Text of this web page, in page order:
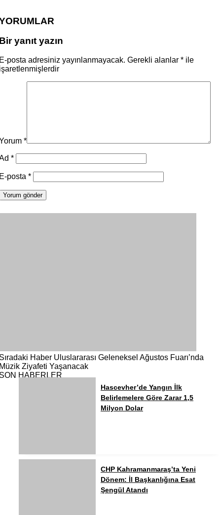
yanıt yazın
posta adresiniz yayınlanmayacak. Gerekli alanlar * ile
*
*
posta *
Haber Uluslararası Geleneksel Ağustos Fuarı’nda
Ziyafeti Yaşanacak
HABERLER
Hascevher’de Yangın İlk
Belirlemelere Göre Zarar 1,5
Milyon Dolar
CHP Kahramanmaraş’ta Yeni
Dönem: İl Başkanlığına Esat
Şengül Atandı